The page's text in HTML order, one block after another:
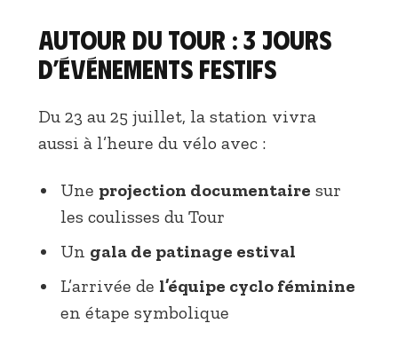
Autour du Tour : 3 jours
d’événements festifs
Du 23 au 25 juillet, la station vivra
aussi à l’heure du vélo avec :
Une projection documentaire sur
les coulisses du Tour
Un gala de patinage estival
L’arrivée de l’équipe cyclo féminine
en étape symbolique